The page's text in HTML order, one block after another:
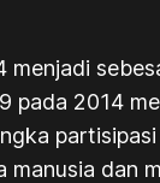
pada 2014
dan